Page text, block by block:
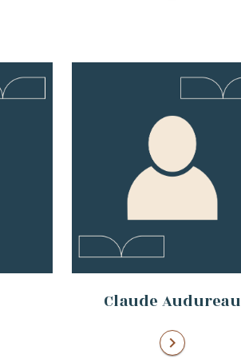
Claude Audureau
chevron_right